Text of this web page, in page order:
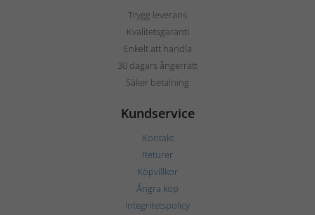
Trygg leverans
Kvalitetsgaranti
Enkelt att handla
30 dagars ångerrätt
Säker betalning
Kundservice
Kontakt
Returer
Köpvillkor
Ångra köp
Integritetspolicy